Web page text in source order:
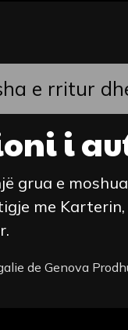
e rritur
i
grua e
me
de Genova